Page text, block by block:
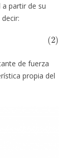
partir de su
decir:
de fuerza
propia del